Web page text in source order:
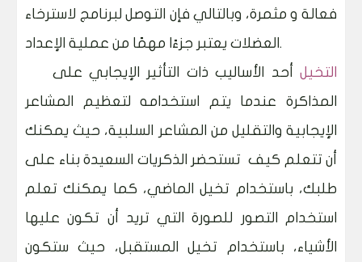
فعالة و مثمرة، وبالتالي فإن التوصل لبرنامج لاسترخاء
العضلات يعتبر جزءًا مهمًا من عملية الإعداد.
التخيل
أحد الأساليب ذات التأثير الإيجابي على
المذاكرة عندما يتم استخدامه لتعظيم المشاعر
الإيجابية والتقليل من المشاعر السلبية، حيث يمكنك
أن تتعلم كيف تستحضر الذكريات السعيدة بناء على
طلبك، باستخدام تخيل الماضي، كما يمكنك تعلم
استخدام التصور للصورة التي تريد أن تكون عليها
الأشياء، باستخدام تخيل المستقبل، حيث ستكون